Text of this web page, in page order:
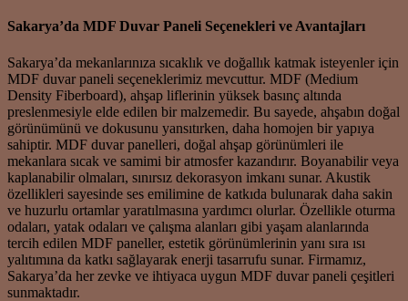
Sakarya’da MDF Duvar Paneli Seçenekleri ve Avantajları
Sakarya’da mekanlarınıza sıcaklık ve doğallık katmak isteyenler için
MDF duvar paneli seçeneklerimiz mevcuttur. MDF (Medium
Density Fiberboard), ahşap liflerinin yüksek basınç altında
preslenmesiyle elde edilen bir malzemedir. Bu sayede, ahşabın doğal
görünümünü ve dokusunu yansıtırken, daha homojen bir yapıya
sahiptir. MDF duvar panelleri, doğal ahşap görünümleri ile
mekanlara sıcak ve samimi bir atmosfer kazandırır. Boyanabilir veya
kaplanabilir olmaları, sınırsız dekorasyon imkanı sunar. Akustik
özellikleri sayesinde ses emilimine de katkıda bulunarak daha sakin
ve huzurlu ortamlar yaratılmasına yardımcı olurlar. Özellikle oturma
odaları, yatak odaları ve çalışma alanları gibi yaşam alanlarında
tercih edilen MDF paneller, estetik görünümlerinin yanı sıra ısı
yalıtımına da katkı sağlayarak enerji tasarrufu sunar. Firmamız,
Sakarya’da her zevke ve ihtiyaca uygun MDF duvar paneli çeşitleri
sunmaktadır.